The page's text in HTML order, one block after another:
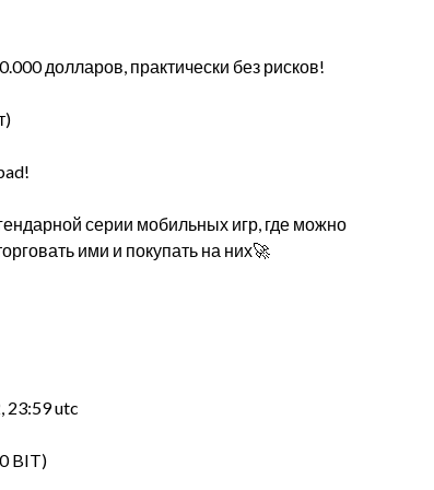
долларов, практически без рисков!
серии мобильных игр, где можно
ими и покупать на них🚀
23:59 utc
BIT)